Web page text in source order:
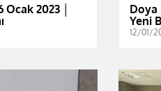
2023 │
Doya
Yeni
12/01/